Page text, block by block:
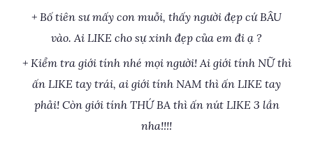
+ Bố tiên sư mấy con muỗi, thấy người đẹp cứ BÂU
vào. Ai LIKE cho sự xinh đẹp của em đi ạ ?
+ Kiểm tra giới tính nhé mọi người! Ai giới tính NỮ thì
ấn LIKE tay trái, ai giới tính NAM thì ấn LIKE tay
phải! Còn giới tính THỨ BA thì ấn nút LIKE 3 lần
nha!!!!